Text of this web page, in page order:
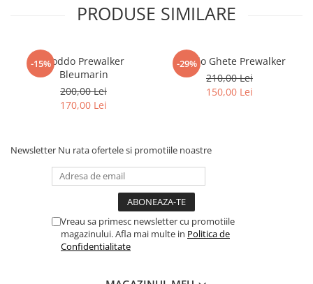
PRODUSE SIMILARE
-15%Froddo Prewalker
Bleumarin
200,00 Lei
170,00 Lei
-29%
Froddo Ghete Prewalker
210,00 Lei
150,00 Lei
Newsletter Nu rata ofertele si promotiile noastre
Vreau sa primesc newsletter cu promotiile
magazinului. Afla mai multe in Politica de
Confidentialitate